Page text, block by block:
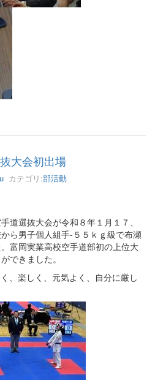
大会初出場
カテゴリ:部活動
道選抜大会が令和８年１月１７、
ら男子個人組手-５５ｋｇ級で布瀬
富岡実業高校空手道部初の上位大
できました。
、楽しく、元気よく、自分に厳し